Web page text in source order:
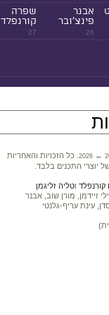
26
אבנר
פינצ'ובר
27
שפרה
קורנפלד
2026 ←
. כל הזכויות והאחריות
יוצרי התכנים בלבד.
וטליה זליגמן
זיידמן, מורן שוב, אבנר
עינת עריף-גלנטי